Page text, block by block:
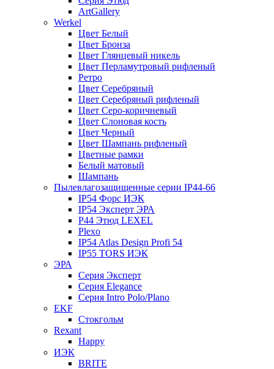
ArtGallery
Werkel
Цвет Белый
Цвет Бронза
Цвет Глянцевый никель
Цвет Перламутровый рифленый
Ретро
Цвет Серебряный
Цвет Серебряный рифленый
Цвет Серо-коричневый
Цвет Слоновая кость
Цвет Черный
Цвет Шампань рифленый
Цветные рамки
Белый матовый
Шампань
Пылевлагозащищенные серии IP44-66
IP54 Форс ИЭК
IP54 Эксперт ЭРА
P44 Этюд LEXEL
Plexo
IP54 Atlas Design Profi 54
IP55 TORS ИЭК
ЭРА
Серия Эксперт
Серия Elegance
Серия Intro Polo/Plano
EKF
Стокгольм
Rexant
Happy
ИЭК
BRITE